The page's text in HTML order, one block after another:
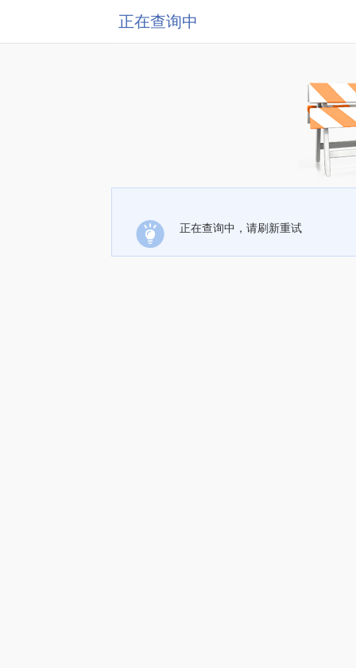
正在查询中
正在查询中，请刷新重试